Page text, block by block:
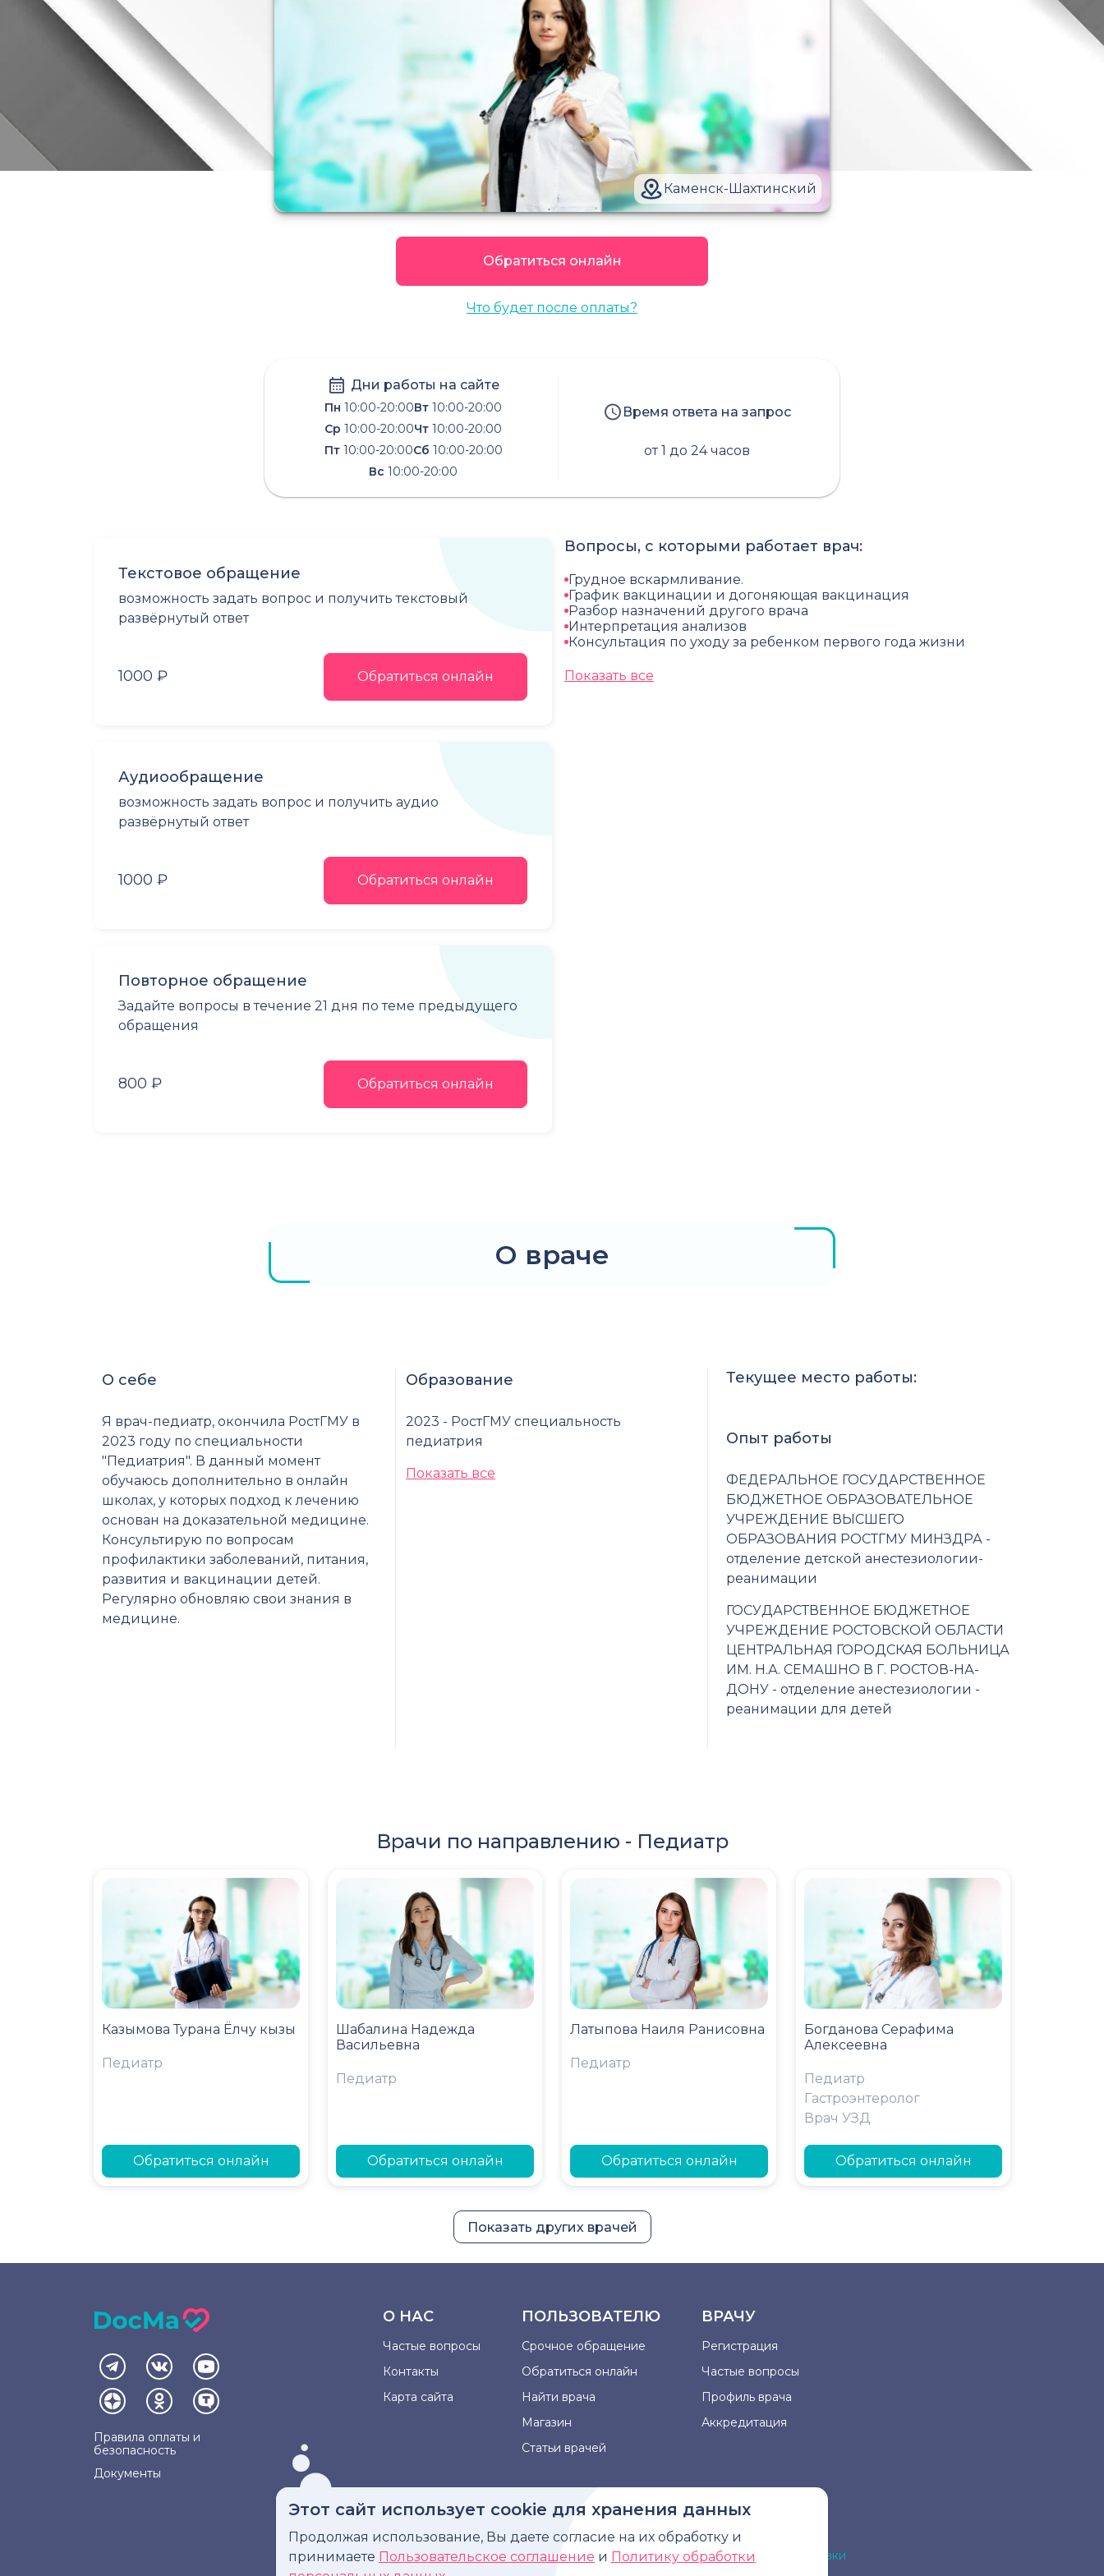
Каменск-Шахтинский
Обратиться онлайн
Что будет после оплаты?
Дни работы на сайте
Пн 10:00-20:00Вт 10:00-20:00
Ср 10:00-20:00Чт 10:00-20:00
Пт10:00-20:00Сб 10:00-20:00
Вс 10:00-20:00
Время ответа на запрос
от 1 до 24 часов
Текстовое обращение
возможность задать вопрос и получить текстовый
развёрнутый ответ
1000 ₽ Обратиться онлайн
Аудиообращение
возможность задать вопрос и получить аудио
развёрнутый ответ
1000 ₽ Обратиться онлайн
Повторное обращение
Задайте вопросы в течение 21 дня по теме предыдущего
обращения
800 ₽ Обратиться онлайн
Вопросы, с которыми работает врач:
Грудное вскармливание.
График вакцинации и догоняющая вакцинация
Разбор назначений другого врача
Интерпретация анализов
Консультация по уходу за ребенком первого года жизни
Показать все
О враче
О себе
Я врач-педиатр, окончила РостГМУ в
2023 году по специальности
"Педиатрия". В данный момент
обучаюсь дополнительно в онлайн
школах, у которых подход к лечению
основан на доказательной медицине.
Консультирую по вопросам
профилактики заболеваний, питания,
развития и вакцинации детей.
Регулярно обновляю свои знания в
медицине.
Образование
2023 - РостГМУ специальность
педиатрия
Показать все
Текущее место работы:
Опыт работы
ФЕДЕРАЛЬНОЕ ГОСУДАРСТВЕННОЕ
БЮДЖЕТНОЕ ОБРАЗОВАТЕЛЬНОЕ
УЧРЕЖДЕНИЕ ВЫСШЕГО
ОБРАЗОВАНИЯ РОСТГМУ МИНЗДРА -
отделение детской анестезиологии-
реанимации
ГОСУДАРСТВЕННОЕ БЮДЖЕТНОЕ
УЧРЕЖДЕНИЕ РОСТОВСКОЙ ОБЛАСТИ
ЦЕНТРАЛЬНАЯ ГОРОДСКАЯ БОЛЬНИЦА
ИМ. Н.А. СЕМАШНО В Г. РОСТОВ-НА-
ДОНУ - отделение анестезиологии -
реанимации для детей
Врачи по направлению - Педиатр
Казымова Турана Ёлчу кызы
Педиатр
Обратиться онлайн
Шабалина Надежда
Васильевна
Педиатр
Обратиться онлайн
Латыпова Наиля Ранисовна
Педиатр
Обратиться онлайн
Богданова Серафима
Алексеевна
Педиатр
Гастроэнтеролог
Врач УЗД
Обратиться онлайн
Показать других врачей
Этот сайт использует cookie для хранения данных
Продолжая использование, Вы даете согласие на их обработку и
принимаете Пользовательское соглашение и Политику обработки
Правила оплаты и
безопасность
Документы
О НАС
Частые вопросы
Контакты
Карта сайта
ПОЛЬЗОВАТЕЛЮ
Срочное обращение
Обратиться онлайн
Найти врача
Магазин
Статьи врачей
ВРАЧУ
Регистрация
Частые вопросы
Профиль врача
Аккредитация
Информация, представленная на сайте, не может быть использована для постановки
диагноза, назначения лечения и не заменяет прием врача.